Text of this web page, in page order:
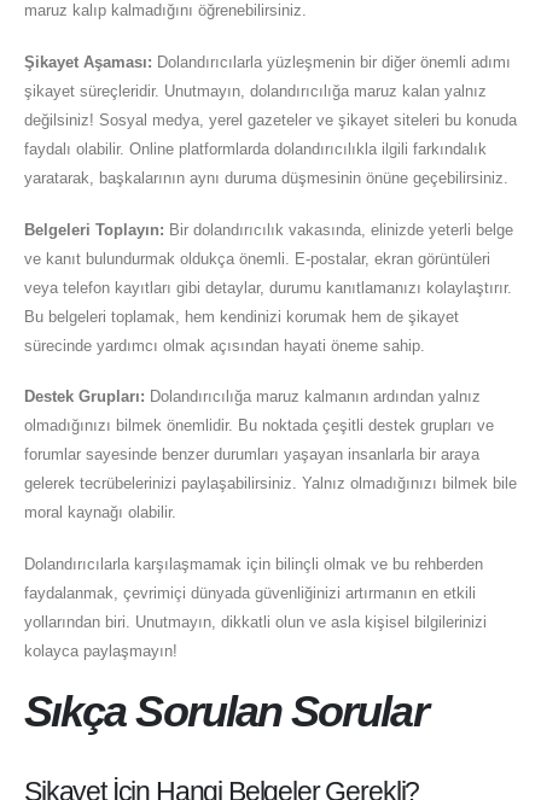
maruz kalıp kalmadığını öğrenebilirsiniz.
Şikayet Aşaması: Dolandırıcılarla yüzleşmenin bir diğer önemli adımı
şikayet süreçleridir. Unutmayın, dolandırıcılığa maruz kalan yalnız
değilsiniz! Sosyal medya, yerel gazeteler ve şikayet siteleri bu konuda
faydalı olabilir. Online platformlarda dolandırıcılıkla ilgili farkındalık
yaratarak, başkalarının aynı duruma düşmesinin önüne geçebilirsiniz.
Belgeleri Toplayın: Bir dolandırıcılık vakasında, elinizde yeterli belge
ve kanıt bulundurmak oldukça önemli. E-postalar, ekran görüntüleri
veya telefon kayıtları gibi detaylar, durumu kanıtlamanızı kolaylaştırır.
Bu belgeleri toplamak, hem kendinizi korumak hem de şikayet
sürecinde yardımcı olmak açısından hayati öneme sahip.
Destek Grupları: Dolandırıcılığa maruz kalmanın ardından yalnız
olmadığınızı bilmek önemlidir. Bu noktada çeşitli destek grupları ve
forumlar sayesinde benzer durumları yaşayan insanlarla bir araya
gelerek tecrübelerinizi paylaşabilirsiniz. Yalnız olmadığınızı bilmek bile
moral kaynağı olabilir.
Dolandırıcılarla karşılaşmamak için bilinçli olmak ve bu rehberden
faydalanmak, çevrimiçi dünyada güvenliğinizi artırmanın en etkili
yollarından biri. Unutmayın, dikkatli olun ve asla kişisel bilgilerinizi
kolayca paylaşmayın!
Sıkça Sorulan Sorular
Şikayet İçin Hangi Belgeler Gerekli?